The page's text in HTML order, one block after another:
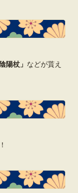
陽杖」 などが貰え